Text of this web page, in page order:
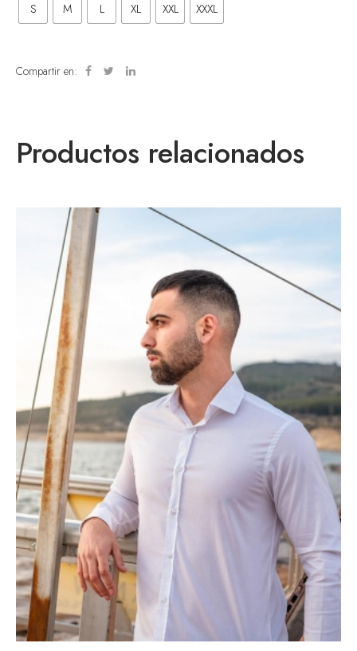
S M L XL XXL XXXL
Compartir en:
Productos relacionados